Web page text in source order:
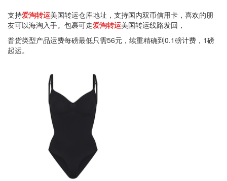
支持爱淘转运美国转运仓库地址，支持国内双币信用卡，喜欢的朋
友可以海淘入手。包裹可走爱淘转运美国转运线路发回，
普货类型产品运费每磅最低只需56元，续重精确到0.1磅计费，1磅
起运。